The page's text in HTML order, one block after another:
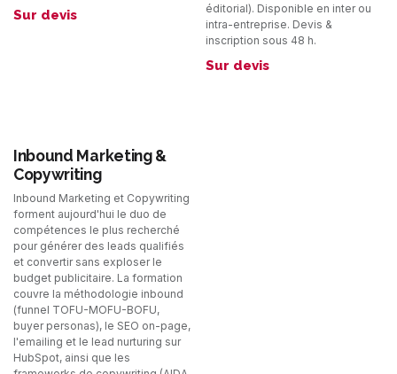
Sur devis
éditorial). Disponible en inter ou
intra-entreprise. Devis &
inscription sous 48 h.
Sur devis
Inbound Marketing &
Copywriting
Inbound Marketing et Copywriting
forment aujourd'hui le duo de
compétences le plus recherché
pour générer des leads qualifiés
et convertir sans exploser le
budget publicitaire. La formation
couvre la méthodologie inbound
(funnel TOFU-MOFU-BOFU,
buyer personas), le SEO on-page,
l'emailing et le lead nurturing sur
HubSpot, ainsi que les